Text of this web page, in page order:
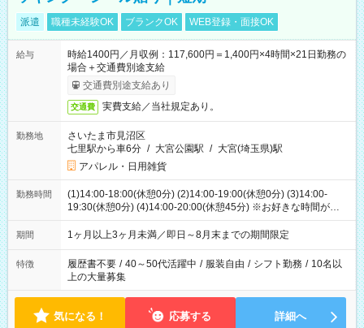
派遣 職種未経験OK ブランクOK WEB登録・面接OK
給与
時給1400円／月収例：117,600円＝1,400円×4時間×21日勤務の
場合＋交通費別途支給
交通費別途支給あり
交通費 実費支給／当社規定あり。
勤務地
さいたま市見沼区
七里駅から車6分 / 大宮公園駅 / 大宮(埼玉県)駅
アパレル・日用雑貨
勤務時間
(1)14:00-18:00(休憩0分) (2)14:00-19:00(休憩0分) (3)14:00-
19:30(休憩0分) (4)14:00-20:00(休憩45分) ※お好きな時間が選べ
ます
期間 1ヶ月以上3ヶ月未満／即日～8月末までの期間限定
特徴 履歴書不要 / 40～50代活躍中 / 服装自由 / シフト勤務 / 10名以
上の大量募集
気になる！ 応募する 詳細へ